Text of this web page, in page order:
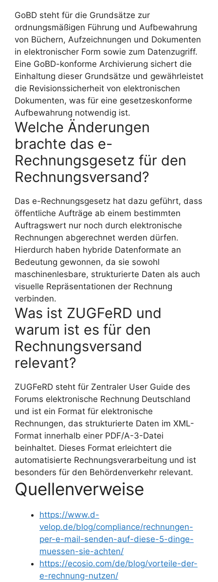
GoBD steht für die Grundsätze zur
ordnungsmäßigen Führung und Aufbewahrung
von Büchern, Aufzeichnungen und Dokumenten
in elektronischer Form sowie zum Datenzugriff.
Eine GoBD-konforme Archivierung sichert die
Einhaltung dieser Grundsätze und gewährleistet
die Revisionssicherheit von elektronischen
Dokumenten, was für eine gesetzeskonforme
Aufbewahrung notwendig ist.
Welche Änderungen
brachte das e-
Rechnungsgesetz für den
Rechnungsversand?
Das e-Rechnungsgesetz hat dazu geführt, dass
öffentliche Aufträge ab einem bestimmten
Auftragswert nur noch durch elektronische
Rechnungen abgerechnet werden dürfen.
Hierdurch haben hybride Datenformate an
Bedeutung gewonnen, da sie sowohl
maschinenlesbare, strukturierte Daten als auch
visuelle Repräsentationen der Rechnung
verbinden.
Was ist ZUGFeRD und
warum ist es für den
Rechnungsversand
relevant?
ZUGFeRD steht für Zentraler User Guide des
Forums elektronische Rechnung Deutschland
und ist ein Format für elektronische
Rechnungen, das strukturierte Daten im XML-
Format innerhalb einer PDF/A-3-Datei
beinhaltet. Dieses Format erleichtert die
automatisierte Rechnungsverarbeitung und ist
besonders für den Behördenverkehr relevant.
Quellenverweise
https://www.d-
velop.de/blog/compliance/rechnungen-
per-e-mail-senden-auf-diese-5-dinge-
muessen-sie-achten/
https://ecosio.com/de/blog/vorteile-der-
e-rechnung-nutzen/